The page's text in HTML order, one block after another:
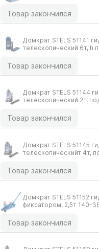
Товар закончился
Домкрат STELS 51141
телескопический 6т,
Товар закончился
Домкрат STELS 51144
телескопический 2т,
Товар закончился
Домкрат STELS 51145
телескопическийт 4т,
Товар закончился
Домкрат STELS 51152
фиксатором, 2,5т 140-
Товар закончился